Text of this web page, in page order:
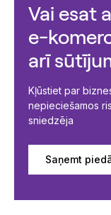
Vai esat
e-
arī
Kļūstiet par
nepieciešamos
sniedzēja
Saņemt